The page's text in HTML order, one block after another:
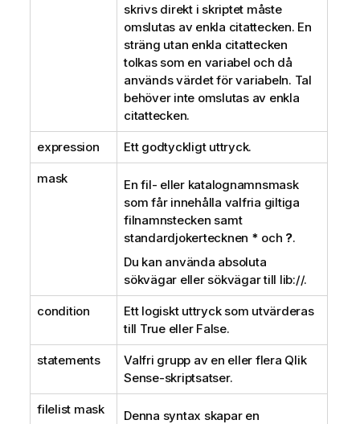
skrivs direkt i skriptet måste
omslutas av enkla citattecken. En
sträng utan enkla citattecken
tolkas som en variabel och då
används värdet för variabeln. Tal
behöver inte omslutas av enkla
citattecken.
expression Ett godtyckligt uttryck.
mask
En fil- eller katalognamnsmask
som får innehålla valfria giltiga
filnamnstecken samt
standardjokertecknen * och ?.
Du kan använda absoluta
sökvägar eller sökvägar till lib://.
condition
Ett logiskt uttryck som utvärderas
till Trueeller False.
statements Valfri grupp av en eller flera Qlik
Sense-skriptsatser.
filelist mask
Denna syntax skapar en